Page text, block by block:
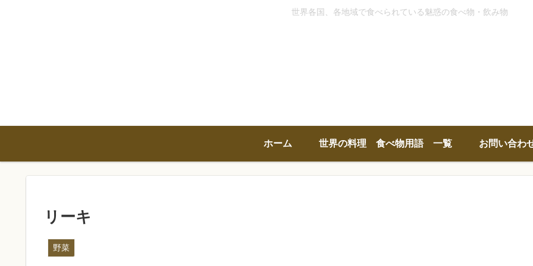
世界各国、各地域で食べられている魅惑の食べ物・飲み物
ホーム 世界の料理 食べ物用語 一覧 お問い合わ
リーキ
野菜